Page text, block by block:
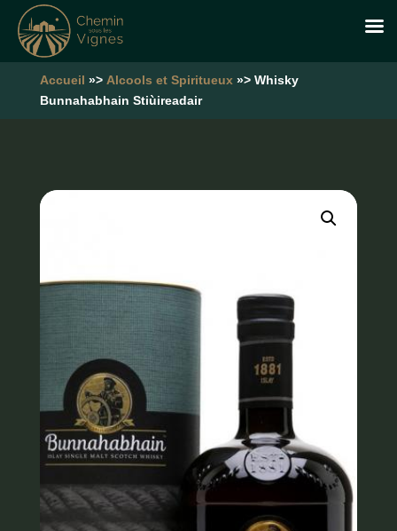
Accueil »> Alcools et Spiritueux»> Whisky
Bunnahabhain Stiùireadair